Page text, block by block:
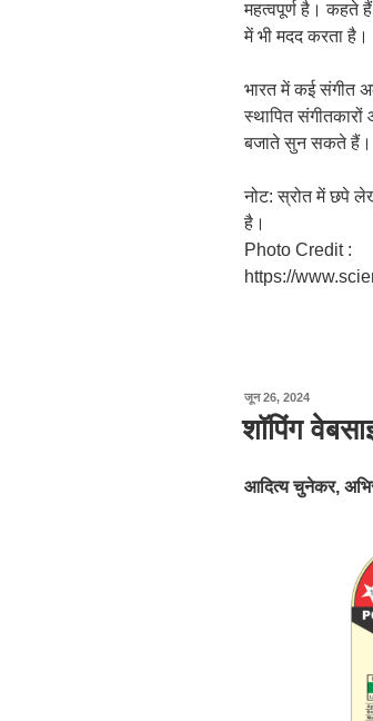
महत्वपूर्ण है। कहते
में भी मदद करता है।
भारत में कई संगीत
स्थापित संगीतकारों
बजाते सुन सकते हैं।
नोट: स्रोत में छपे
है।
Photo Credit :
https://
जून 26, 2024पर
प्रकाशित
किया
शॉपिंग
आदित्य चुनेकर,